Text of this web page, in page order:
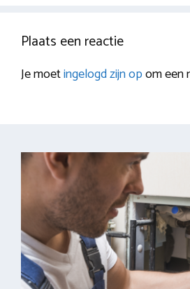
Plaats een reactie
Je moetingelogd zijn opom een